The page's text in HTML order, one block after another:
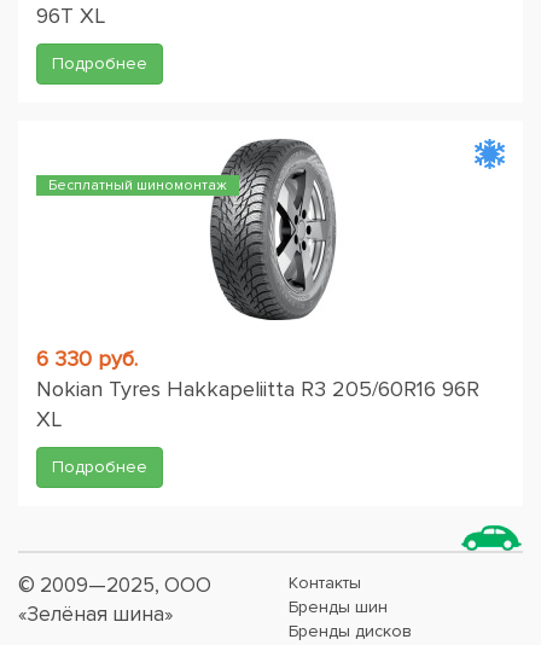
96T XL
Подробнее
Бесплатный шиномонтаж
6 330 руб.
Nokian Tyres Hakkapeliitta R3 205/60R16 96R
XL
Подробнее
© 2009—2025, ООО
«Зелёная шина»
Контакты
Бренды шин
Бренды дисков